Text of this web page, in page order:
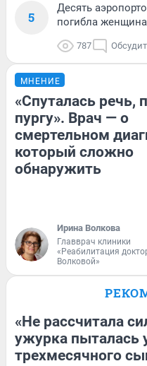
5
Десять
погибла
787
МНЕНИЕ
«Спуталась речь,
пургу». Врач — о
смертельном
который сложно
обнаружить
Ирина Волкова
Главврач клиники
«Реабилитация
Волковой»
«Не рассчитала
ужурка пыталась
трехмесячного